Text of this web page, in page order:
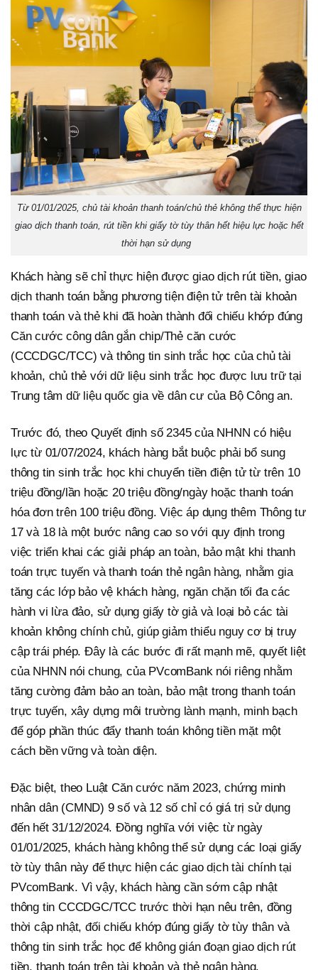
Từ 01/01/2025, chủ tài khoản thanh toán/chủ thẻ không thể thực hiện
giao dịch thanh toán, rút tiền khi giấy tờ tùy thân hết hiệu lực hoặc hết
thời hạn sử dụng
Khách hàng sẽ chỉ thực hiện được giao dịch rút tiền, giao
dịch thanh toán bằng phương tiện điện tử trên tài khoản
thanh toán và thẻ khi đã hoàn thành đối chiếu khớp đúng
Căn cước công dân gắn chip/Thẻ căn cước
(CCCDGC/TCC) và thông tin sinh trắc học của chủ tài
khoản, chủ thẻ với dữ liệu sinh trắc học được lưu trữ tại
Trung tâm dữ liệu quốc gia về dân cư của Bộ Công an.
Trước đó, theo Quyết định số 2345 của NHNN có hiệu
lực từ 01/07/2024, khách hàng bắt buộc phải bổ sung
thông tin sinh trắc học khi chuyển tiền điện tử từ trên 10
triệu đồng/lần hoặc 20 triệu đồng/ngày hoặc thanh toán
hóa đơn trên 100 triệu đồng. Việc áp dụng thêm Thông tư
17 và 18 là một bước nâng cao so với quy định trong
việc triển khai các giải pháp an toàn, bảo mật khi thanh
toán trực tuyến và thanh toán thẻ ngân hàng, nhằm gia
tăng các lớp bảo vệ khách hàng, ngăn chặn tối đa các
hành vi lừa đảo, sử dụng giấy tờ giả và loại bỏ các tài
khoản không chính chủ, giúp giảm thiểu nguy cơ bị truy
cập trái phép. Đây là các bước đi rất mạnh mẽ, quyết liệt
của NHNN nói chung, của PVcomBank nói riêng nhằm
tăng cường đảm bảo an toàn, bảo mật trong thanh toán
trực tuyến, xây dựng môi trường lành mạnh, minh bạch
để góp phần thúc đẩy thanh toán không tiền mặt một
cách bền vững và toàn diện.
Đặc biệt, theo Luật Căn cước năm 2023, chứng minh
nhân dân (CMND) 9 số và 12 số chỉ có giá trị sử dụng
đến hết 31/12/2024. Đồng nghĩa với việc từ ngày
01/01/2025, khách hàng không thể sử dụng các loại giấy
tờ tùy thân này để thực hiện các giao dịch tài chính tại
PVcomBank. Vì vậy, khách hàng cần sớm cập nhật
thông tin CCCDGC/TCC trước thời hạn nêu trên, đồng
thời cập nhật, đối chiếu khớp đúng giấy tờ tùy thân và
thông tin sinh trắc học để không gián đoạn giao dịch rút
tiền, thanh toán trên tài khoản và thẻ ngân hàng.